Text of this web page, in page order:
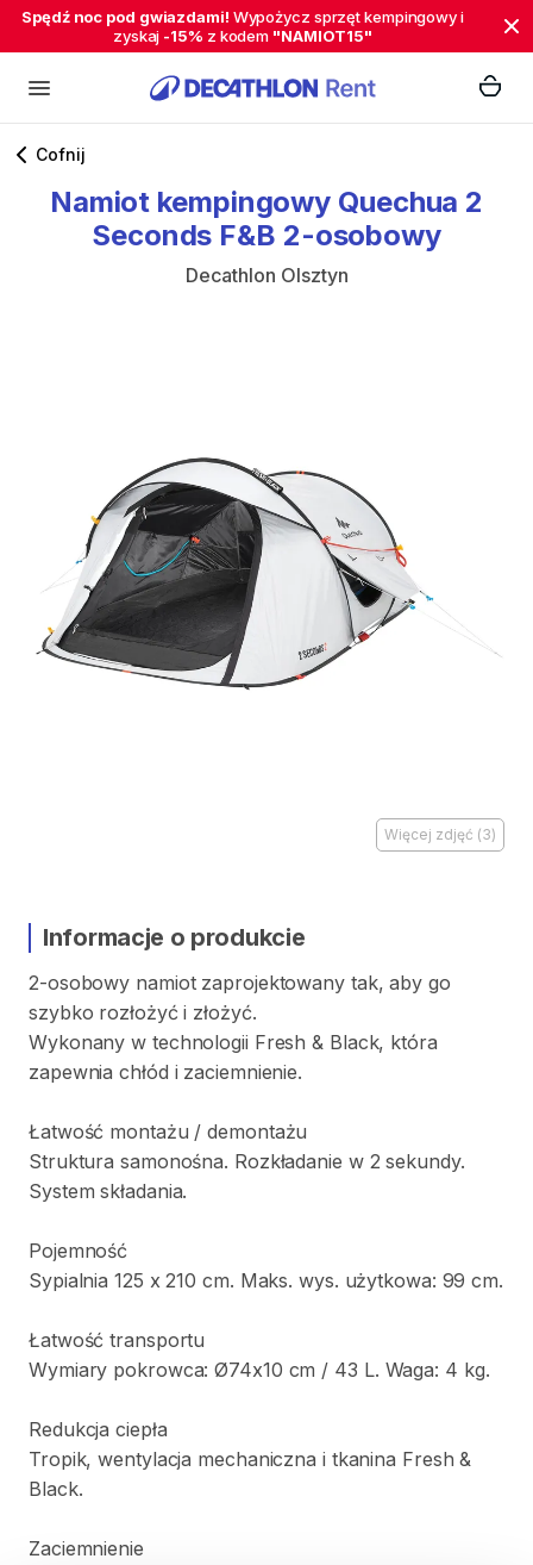
Spędź noc pod gwiazdami! Wypożycz sprzęt kempingowy i
zyskaj -15% z kodem "NAMIOT15"
Cofnij
Namiot kempingowy Quechua 2
Seconds F&B 2-osobowy
Decathlon Olsztyn
Więcej zdjęć (3)
Informacje o produkcie
2-osobowy namiot zaprojektowany tak​,​ aby go
szybko rozłożyć i złożyć.
Wykonany w technologii Fresh & Black​,​ która
zapewnia chłód i zaciemnienie.
Łatwość montażu ​/​ demontażu
Struktura samonośna. Rozkładanie w 2 sekundy.
System składania.
Pojemność
Sypialnia 125 x 210 cm. Maks. wys. użytkowa: 99 cm.
Łatwość transportu
Wymiary pokrowca: Ø74x10 cm ​/​ 43 L. Waga: 4 kg.
Redukcja ciepła
Tropik​,​ wentylacja mechaniczna i tkanina Fresh &
Black.
Zaciemnienie